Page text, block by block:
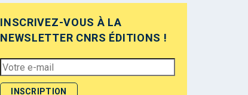
INSCRIVEZ-VOUS À LA
NEWSLETTER CNRS ÉDITIONS !